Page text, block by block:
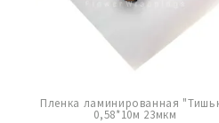
Пленка ламинированная
0,58*10м 23мкм